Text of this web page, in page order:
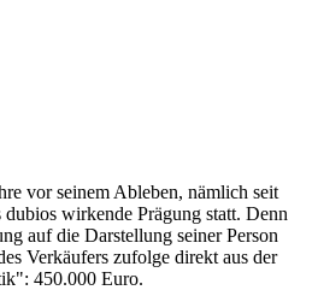
vor seinem Ableben, nämlich seit
wirkende Prägung statt. Denn
auf die Darstellung seiner Person
Verkäufers zufolge direkt aus der
450.000 Euro.